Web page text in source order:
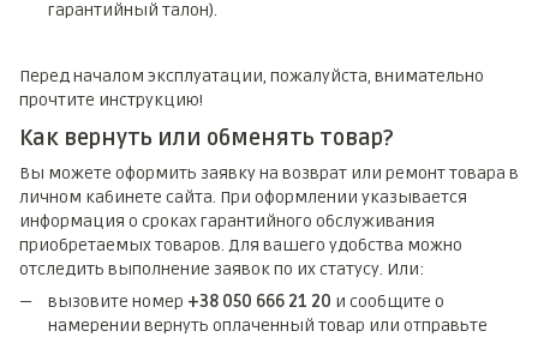
гарантийный талон).
Перед началом эксплуатации, пожалуйста, внимательно
прочтите инструкцию!
Как вернуть или обменять товар?
Вы можете оформить заявку на возврат или ремонт товара в
личном кабинете сайта. При оформлении указывается
информация о сроках гарантийного обслуживания
приобретаемых товаров. Для вашего удобства можно
отследить выполнение заявок по их статусу. Или:
вызовите номер +38 050 666 21 20 и сообщите о
намерении вернуть оплаченный товар или отправьте